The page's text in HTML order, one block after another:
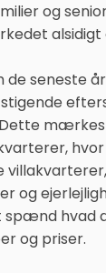
og
alsidigt
de seneste
mærkes
og
spænd hvad
og priser.